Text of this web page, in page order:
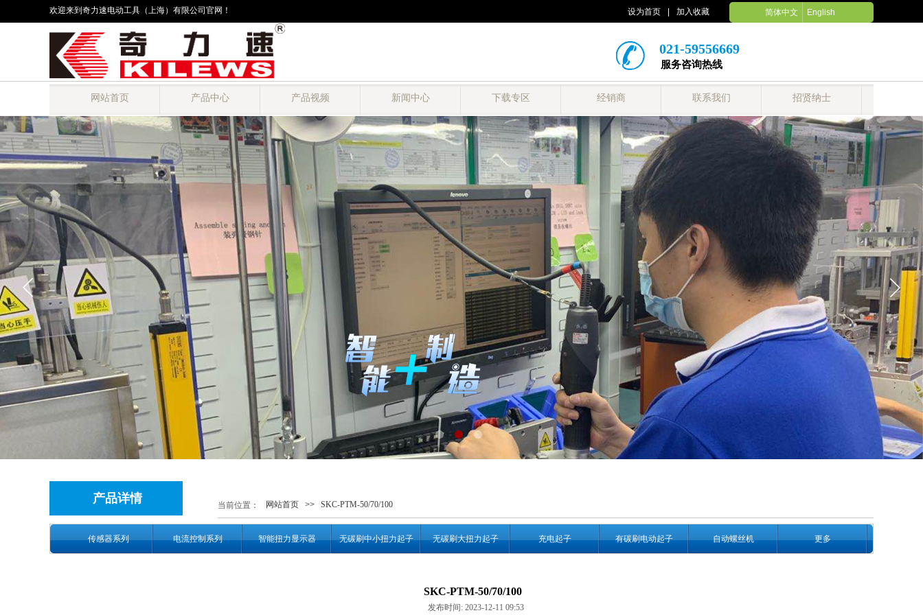
欢迎来到奇力速电动工具（上海）有限公司官网！ 设为首页 加入收藏 简体中文 English
021-59556669
服务咨询热线
网站首页 产品中心 产品视频 新闻中心 下载专区 经销商 联系我们 招贤纳士
产品详情 当前位置： 网站首页 >> SKC-PTM-50/70/100
传感器系列 电流控制系列 智能扭力显示器 无碳刷中小扭力起子 无碳刷大扭力起子 充电起子 有碳刷电动起子 自动螺丝机 更多
SKC-PTM-50/70/100
发布时间: 2023-12-11 09:53